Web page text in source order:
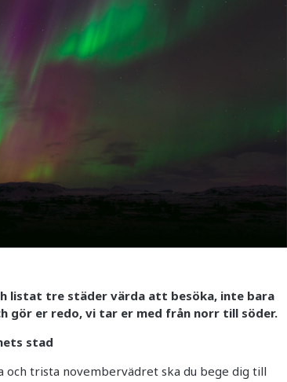
listat tre städer värda att besöka, inte bara
gör er redo, vi tar er med från norr till söder.
stad
och trista novembervädret ska du bege dig till